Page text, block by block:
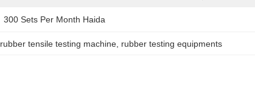
300 Sets Per Month Haida
rubber tensile testing machine rubber testing equipments